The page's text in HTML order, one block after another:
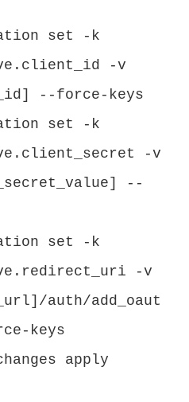
set -k
-v
--force-keys
set -k
-v
--
set -k
-v
auth/add_oaut
keys
apply